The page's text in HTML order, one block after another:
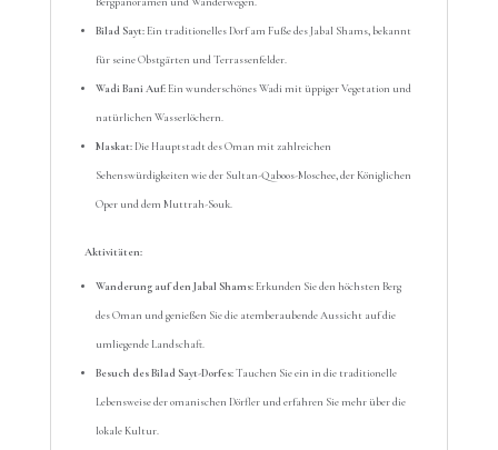
Bilad Sayt:Ein traditionelles Dorf am Fuße des Jabal Shams, bekannt
für seine Obstgärten und Terrassenfelder.
Wadi Bani Auf:Ein wunderschönes Wadi mit üppiger Vegetation und
natürlichen Wasserlöchern.
Maskat:Die Hauptstadt des Oman mit zahlreichen
Sehenswürdigkeiten wie der Sultan-Qaboos-Moschee, der Königlichen
Oper und dem Muttrah-Souk.
Aktivitäten:
Wanderung auf den Jabal Shams:Erkunden Sie den höchsten Berg
des Oman und genießen Sie die atemberaubende Aussicht auf die
umliegende Landschaft.
Besuch des Bilad Sayt-Dorfes:Tauchen Sie ein in die traditionelle
Lebensweise der omanischen Dörfler und erfahren Sie mehr über die
lokale Kultur.